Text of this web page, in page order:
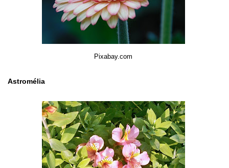
Pixabay.com
Astromélia